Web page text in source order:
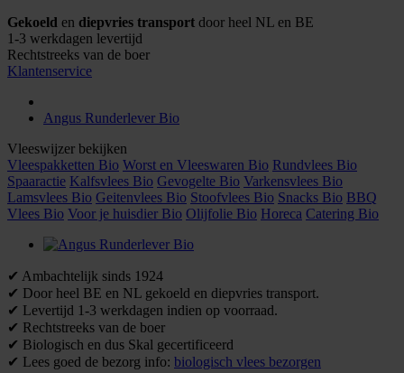
Gekoeld en diepvries transport door heel NL en BE
1-3 werkdagen levertijd
Rechtstreeks van de boer
Klantenservice
Angus Runderlever Bio
Vleeswijzer bekijken
Vleespakketten Bio Worst en Vleeswaren Bio Rundvlees Bio
Spaaractie Kalfsvlees Bio Gevogelte Bio Varkensvlees Bio
Lamsvlees Bio Geitenvlees Bio Stoofvlees Bio Snacks Bio BBQ
Vlees Bio Voor je huisdier Bio Olijfolie Bio Horeca Catering Bio
✔ Ambachtelijk sinds 1924
✔ Door heel BE en NL gekoeld en diepvries transport.
✔ Levertijd 1-3 werkdagen indien op voorraad.
✔ Rechtstreeks van de boer
✔ Biologisch en dus Skal gecertificeerd
✔ Lees goed de bezorg info: biologisch vlees bezorgen